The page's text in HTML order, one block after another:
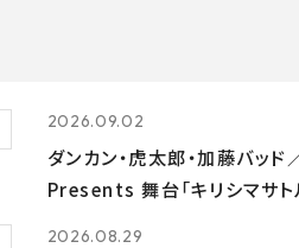
2026.09.02
ダンカン・虎太郎・加藤バッド
Presents 舞台「キリシマサト
2026.08.29